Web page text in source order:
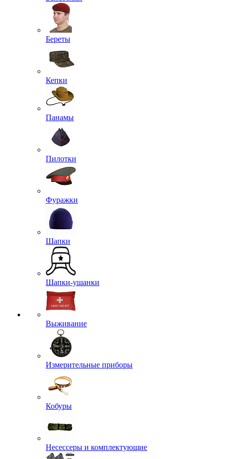
Береты
Кепки
Панамы
Пилотки
Фуражки
Шапки
Шапки-ушанки
Выживание
Измерительные приборы
Кобуры
Несессеры и комплектующие